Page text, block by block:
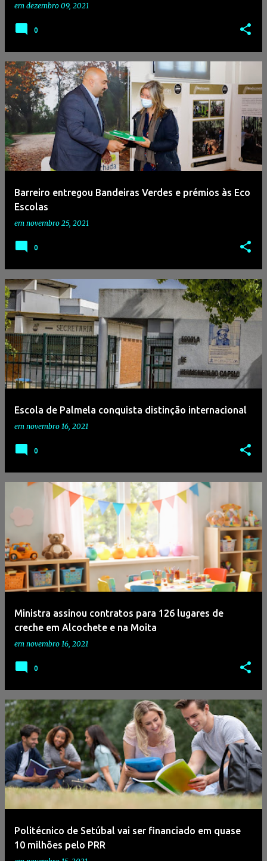
em dezembro 09, 2021
0
Barreiro entregou Bandeiras Verdes e prémios às Eco
Escolas
em novembro 25, 2021
0
Escola de Palmela conquista distinção internacional
em novembro 16, 2021
0
Ministra assinou contratos para 126 lugares de
creche em Alcochete e na Moita
em novembro 16, 2021
0
Politécnico de Setúbal vai ser financiado em quase
10 milhões pelo PRR